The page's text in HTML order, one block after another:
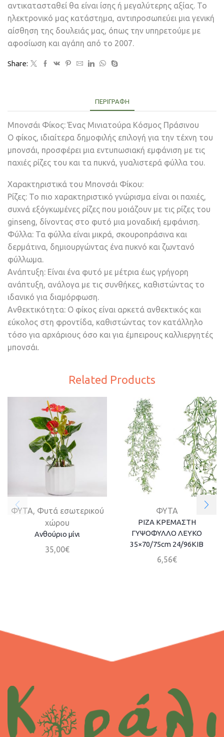
αντικατασταθεί θα είναι ίσης ή μεγαλύτερης αξίας. Το
ηλεκτρονικό μας κατάστημα, αντιπροσωπεύει μια γενική
αίσθηση της δουλειάς μας, όπως την υπηρετούμε με
αφοσίωση και αγάπη από το 2007.
Share:
ΠΕΡΙΓΡΑΦΉ
Μπονσάι Φίκος: Ένας Μινιατούρα Κόσμος Πράσινου
Ο φίκος, ιδιαίτερα δημοφιλής επιλογή για την τέχνη του
μπονσάι, προσφέρει μια εντυπωσιακή εμφάνιση με τις
παχιές ρίζες του και τα πυκνά, γυαλιστερά φύλλα του.
Χαρακτηριστικά του Μπονσάι Φίκου:
Ρίζες: Το πιο χαρακτηριστικό γνώρισμα είναι οι παχιές,
συχνά εξόγκωμένες ρίζες που μοιάζουν με τις ρίζες του
ginseng, δίνοντας στο φυτό μια μοναδική εμφάνιση.
Φύλλα: Τα φύλλα είναι μικρά, σκουροπράσινα και
δερμάτινα, δημιουργώντας ένα πυκνό και ζωντανό
φύλλωμα.
Ανάπτυξη: Είναι ένα φυτό με μέτρια έως γρήγορη
ανάπτυξη, ανάλογα με τις συνθήκες, καθιστώντας το
ιδανικό για διαμόρφωση.
Ανθεκτικότητα: Ο φίκος είναι αρκετά ανθεκτικός και
εύκολος στη φροντίδα, καθιστώντας τον κατάλληλο
τόσο για αρχάριους όσο και για έμπειρους καλλιεργητές
μπονσάι.
Related Products
ΦΥΤΑ, Φυτά εσωτερικού
χώρου
Ανθούριο μίνι
35,00€
ΦΥΤΑ
ΡΙΖΑ ΚΡΕΜΑΣΤΗ
ΓΥΨΟΦΥΛΛΟ ΛΕΥΚΟ
35×70/75cm 24/96ΚΙΒ
6,56€